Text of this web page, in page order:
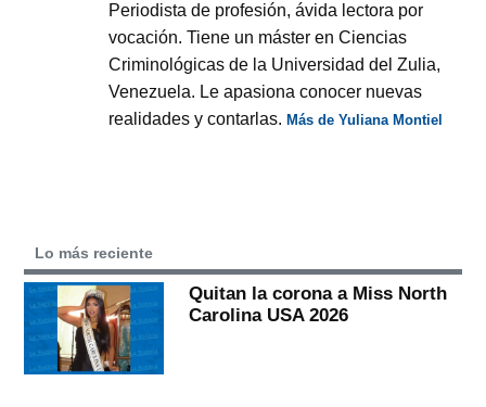
Periodista de profesión, ávida lectora por
vocación. Tiene un máster en Ciencias
Criminológicas de la Universidad del Zulia,
Venezuela. Le apasiona conocer nuevas
realidades y contarlas.Más de Yuliana Montiel
Lo más reciente
Quitan la corona a Miss North
Carolina USA 2026